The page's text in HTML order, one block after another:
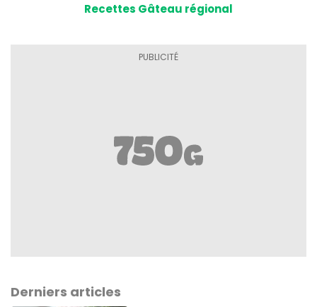
Recettes Gâteau régional
Derniers articles